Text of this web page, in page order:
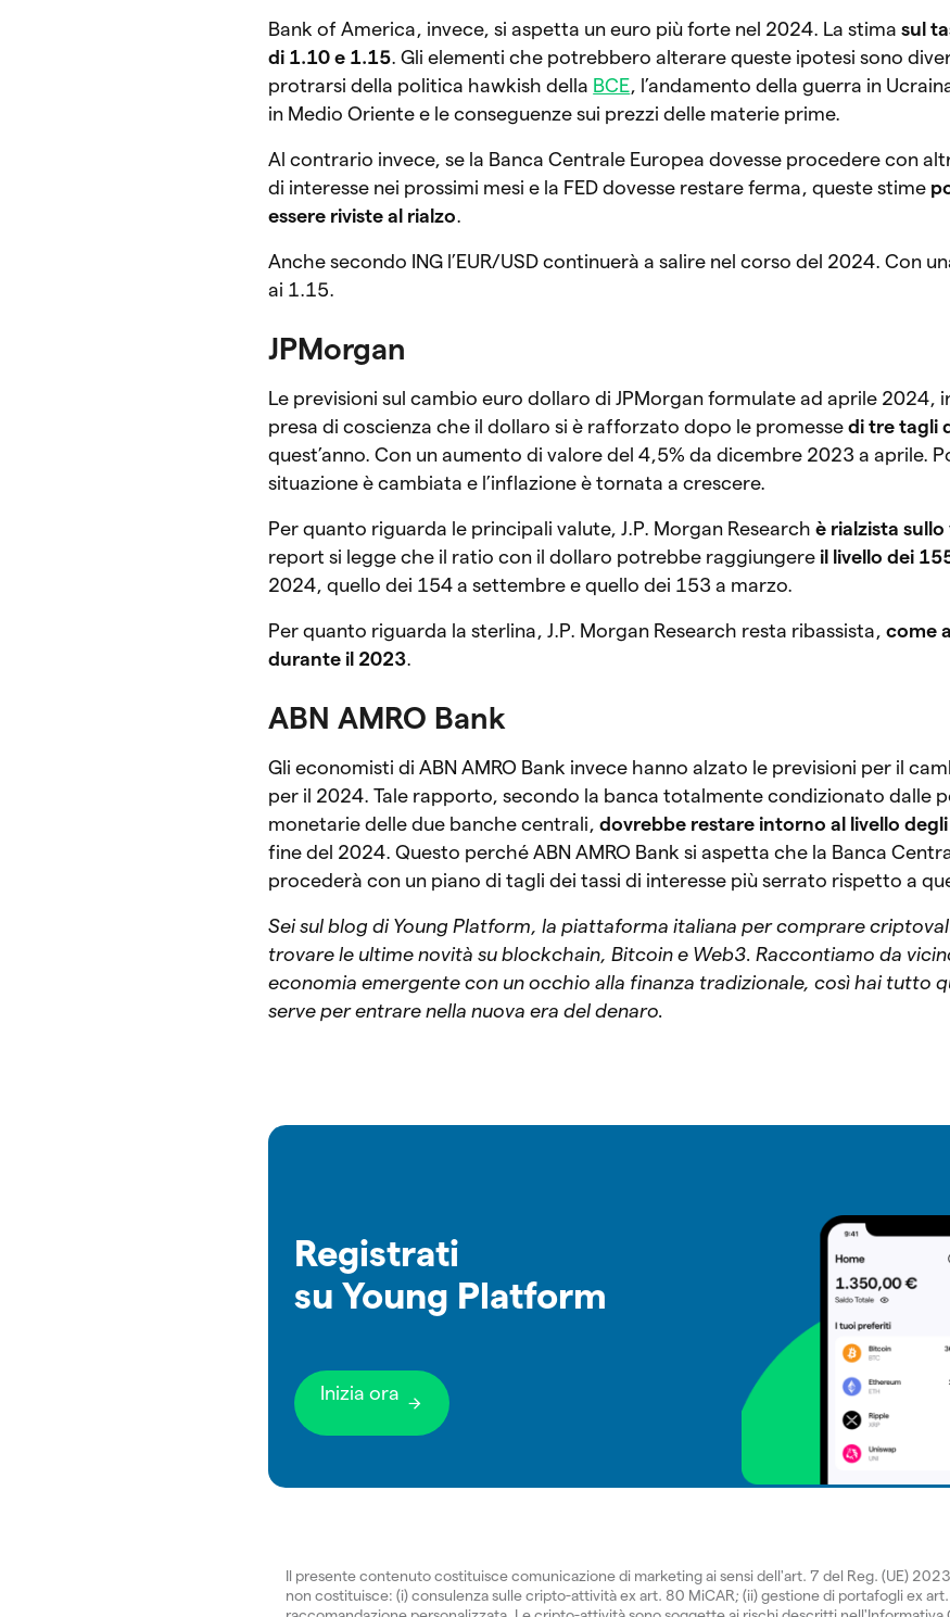
Bank of America, invece, si aspetta un euro più forte nel 2024. La stimasul
di 1.10 e 1.15 . Gli elementi che potrebbero alterare queste ipotesi sono
protrarsi della politica hawkish della BCE , l’andamento della guerra in
in Medio Oriente e le conseguenze sui prezzi delle materie prime.
Al contrario invece, se la Banca Centrale Europea dovesse procedere con
di interesse nei prossimi mesi e la FED dovesse restare ferma, queste stime
essere riviste al rialzo
Anche secondo ING l’EUR/USD continuerà a salire nel corso del 2024. Con
ai 1.15.
JPMorgan
Le previsioni sul cambio euro dollaro di JPMorgan formulate ad aprile 2024,
presa di coscienza che il dollaro si è rafforzato dopo le promessedi tre tagli
quest’anno. Con un aumento di valore del 4,5% da dicembre 2023 a aprile.
situazione è cambiata e l’inflazione è tornata a crescere.
Per quanto riguarda le principali valute, J.P. Morgan Research è rialzista sullo
report si legge che il ratio con il dollaro potrebbe raggiungere il livello dei
2024, quello dei 154 a settembre e quello dei 153 a marzo.
Per quanto riguarda la sterlina, J.P. Morgan Research resta ribassista,come
durante il 2023
ABN AMRO Bank
Gli economisti di ABN AMRO Bank invece hanno alzato le previsioni per il
per il 2024. Tale rapporto, secondo la banca totalmente condizionato dalle
monetarie delle due banche centrali,dovrebbe restare intorno al livello
fine del 2024. Questo perché ABN AMRO Bank si aspetta che la Banca
procederà con un piano di tagli dei tassi di interesse più serrato rispetto a
Sei sul blog di Young Platform, la piattaforma italiana per comprare
trovare le ultime novità su blockchain, Bitcoin e Web3. Raccontiamo da
economia emergente con un occhio alla finanza tradizionale, così hai tutto
serve per entrare nella nuova era del denaro.
Registrati
su Young Platform
Inizia ora
Il presente contenuto costituisce comunicazione di marketing ai sensi dell'art. 7 del Reg. (UE)
non costituisce: (i) consulenza sulle cripto-attività ex art. 80 MiCAR; (ii) gestione di portafogli ex